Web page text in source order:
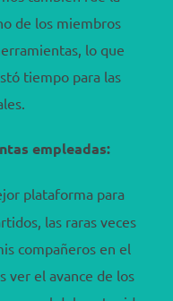
de los miembros
lo que
tiempo para las
empleadas:
plataforma para
las raras veces
compañeros en el
ver el avance de los